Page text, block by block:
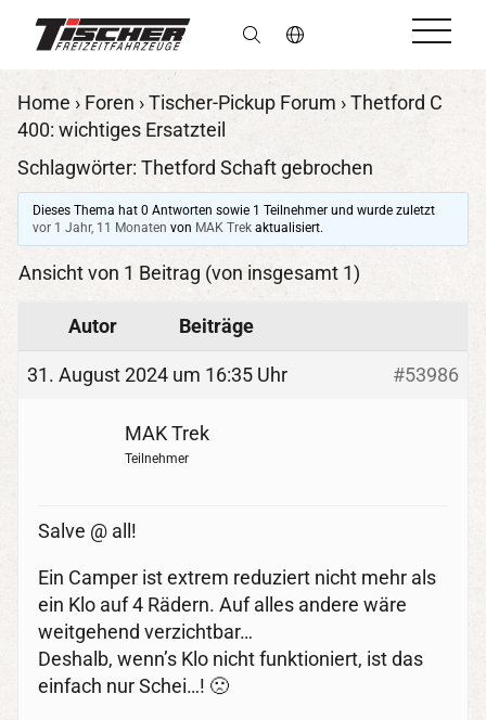
de
Home › Foren ›Tischer-Pickup Forum ›Thetford C
400: wichtiges Ersatzteil
Schlagwörter:Thetford Schaft gebrochen
Dieses Thema hat 0 Antworten sowie 1 Teilnehmer und wurde zuletzt
vor 1 Jahr, 11 Monaten von MAK Trekaktualisiert.
Ansicht von 1 Beitrag (von insgesamt 1)
Autor Beiträge
31. August 2024 um 16:35 Uhr #53986
MAK Trek
Teilnehmer
Salve @ all!
Ein Camper ist extrem reduziert nicht mehr als
ein Klo auf 4 Rädern. Auf alles andere wäre
weitgehend verzichtbar…
Deshalb, wenn’s Klo nicht funktioniert, ist das
einfach nur Schei…! 🙁